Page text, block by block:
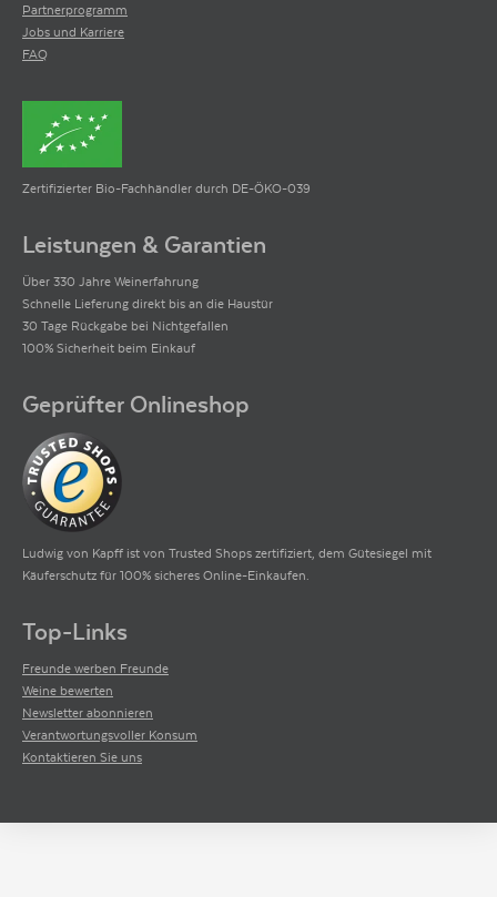
Partnerprogramm
Jobs und Karriere
FAQ
Zertifizierter Bio-Fachhändler durch DE-ÖKO-039
Leistungen & Garantien
Über 330 Jahre Weinerfahrung
Schnelle Lieferung direkt bis an die Haustür
30 Tage Rückgabe bei Nichtgefallen
100% Sicherheit beim Einkauf
Geprüfter Onlineshop
Ludwig von Kapff ist von Trusted Shops zertifiziert, dem Gütesiegel mit
Käuferschutz für 100% sicheres Online-Einkaufen.
Top-Links
Freunde werben Freunde
Weine bewerten
Newsletter abonnieren
Verantwortungsvoller Konsum
Kontaktieren Sie uns